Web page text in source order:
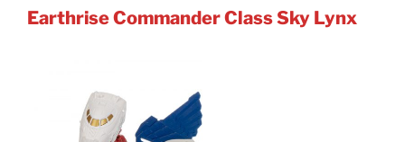
Earthrise Commander ClassSky Lynx